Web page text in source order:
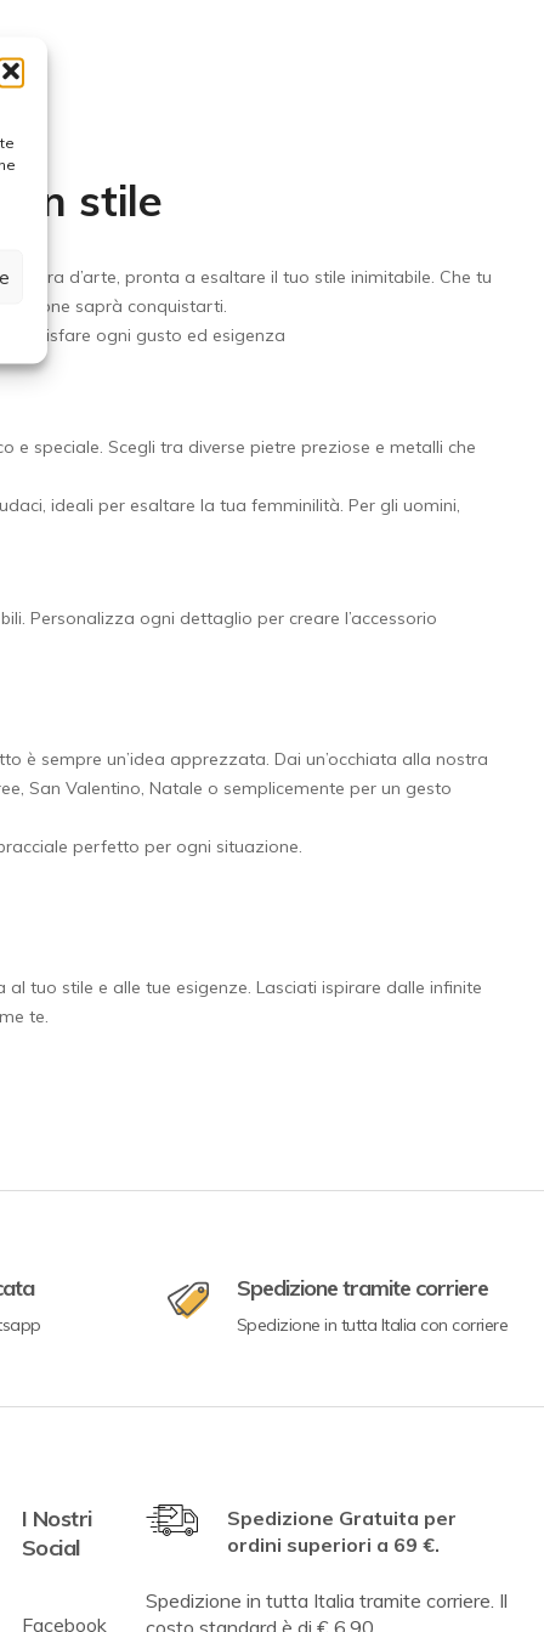
stile
d’arte, pronta a esaltare il tuo stile inimitabile. Che tu
saprà conquistarti.
ogni gusto ed esigenza
e speciale. Scegli tra diverse pietre preziose e metalli che
ideali per esaltare la tua femminilità. Per gli uomini,
Personalizza ogni dettaglio per creare l’accessorio
è sempre un’idea apprezzata. Dai un’occhiata alla nostra
San Valentino, Natale o semplicemente per un gesto
perfetto per ogni situazione.
tuo stile e alle tue esigenze. Lasciati ispirare dalle infinite
te.
Spedizione tramite corriere
Spedizione in tutta Italia con corriere
I Nostri
Social
Facebook
Spedizione Gratuita per
ordini superiori a 69 €.
Spedizione in tutta Italia tramite corriere. Il